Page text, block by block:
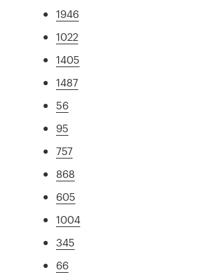
1946
1022
1405
1487
56
95
757
868
605
1004
345
66